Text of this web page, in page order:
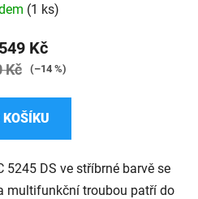
(1 ks)
Kč
Kč (–14 %)
KOŠÍKU
5245 DS ve stříbrné barvě se
multifunkční troubou patří do